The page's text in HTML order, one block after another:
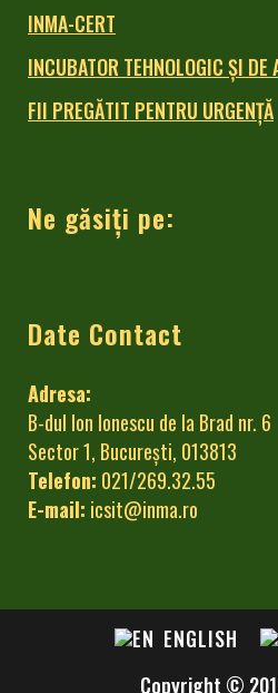
INMA-CERT
INCUBATOR TEHNOLOGIC ŞI
FII PREGĂTIT PENTRU URGENȚĂ
Ne găsiți pe:
Date Contact
Adresa:
B-dul Ion Ionescu de la Brad nr. 6
Sector 1, București, 013813
Telefon: 021/269.32.55
E-mail: icsit@inma.ro
ENGLISH
Copyright ©